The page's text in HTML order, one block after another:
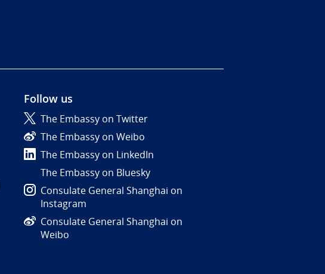
Follow us
The Embassy on Twitter
The Embassy on Weibo
The Embassy on LinkedIn
The Embassy on Bluesky
Consulate General Shanghai on
Instagram
Consulate General Shanghai on
Weibo